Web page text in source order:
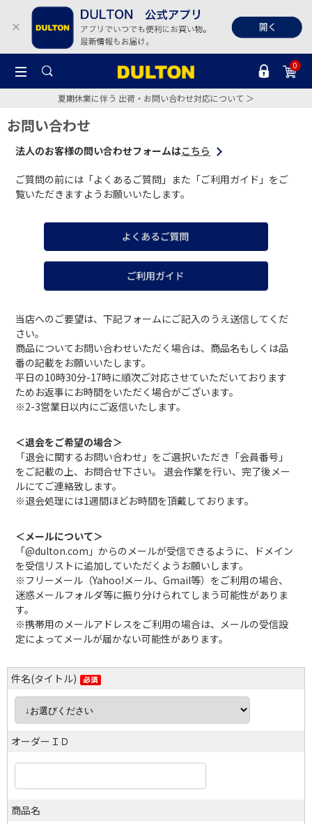
0
夏期休業に伴う 出荷・お問い合わせ対応について ＞
お問い合わせ
法人のお客様の問い合わせフォームはこちら
ご質問の前には「よくあるご質問」また「ご利用ガイド」をご
覧いただきますようお願いいたします。
当店へのご要望は、下記フォームにご記入のうえ送信してくだ
さい。
商品についてお問い合わせいただく場合は、商品名もしくは品
番の記載をお願いいたします。
平日の10時30分-17時に順次ご対応させていただいております
ためお返事にお時間をいただく場合がございます。
※2-3営業日以内にご返信いたします。
＜退会をご希望の場合＞
「退会に関するお問い合わせ」をご選択いただき「会員番号」
をご記載の上、お問合せ下さい。 退会作業を行い、完了後メー
ルにてご連絡致します。
※退会処理には1週間ほどお時間を頂戴しております。
＜メールについて＞
「@dulton.com」からのメールが受信できるように、ドメイン
を受信リストに追加していただくようお願いします。
※フリーメール（Yahoo!メール、Gmail等）をご利用の場合、
迷惑メールフォルダ等に振り分けられてしまう可能性がありま
す。
※携帯用のメールアドレスをご利用の場合は、メールの受信設
定によってメールが届かない可能性があります。
件名(タイトル)
オーダーＩＤ
商品名